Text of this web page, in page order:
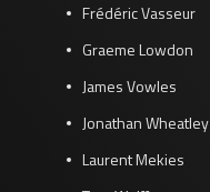
Frédéric Vasseur
Graeme Lowdon
James Vowles
Jonathan Wheatley
Laurent Mekies